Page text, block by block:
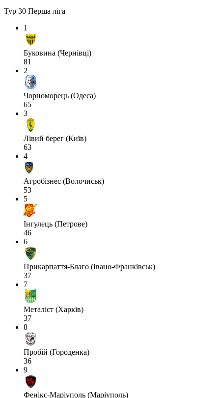
Тур 30 Перша ліга
1
Буковина (Чернівці)
81
2
Чорноморець (Одеса)
65
3
Лівий берег (Київ)
63
4
Агробізнес (Волочиськ)
53
5
Інгулець (Петрове)
46
6
Прикарпаття-Благо (Івано-Франківськ)
37
7
Металіст (Харків)
37
8
Пробій (Городенка)
36
9
Фенікс-Маріуполь (Маріуполь)